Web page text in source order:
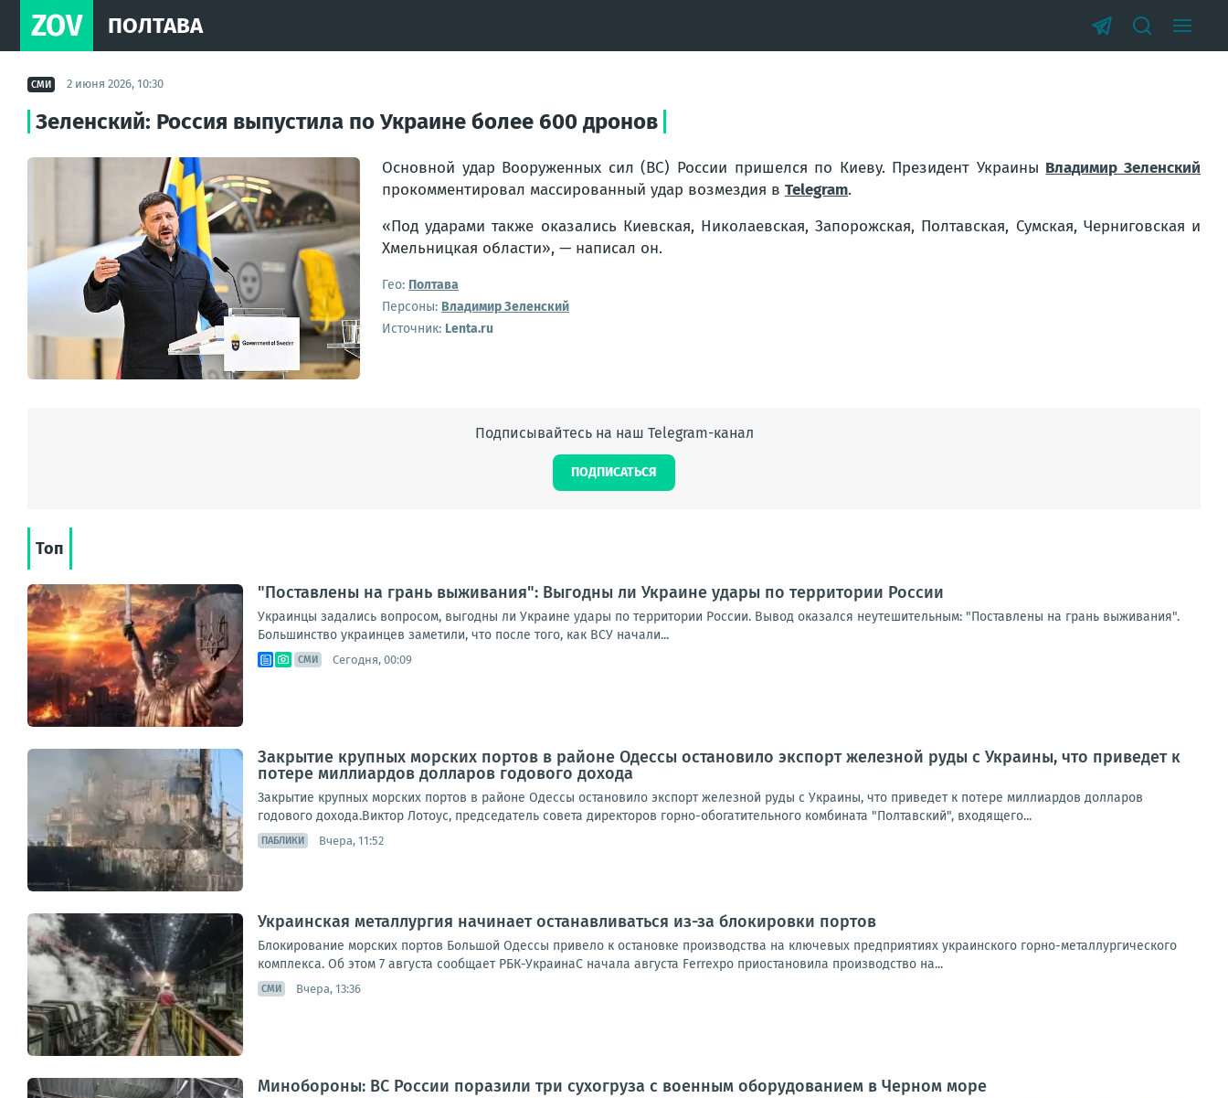
ZOV ПОЛТАВА
СМИ 2 июня 2026, 10:30
Зеленский: Россия выпустила по Украине более 600 дронов
Основной удар Вооруженных сил (ВС) России пришелся по Киеву. Президент Украины Владимир Зеленский
прокомментировал массированный удар возмездия в Telegram.
«Под ударами также оказались Киевская, Николаевская, Запорожская, Полтавская, Сумская, Черниговская и
Хмельницкая области», — написал он.
Гео: Полтава
Персоны: Владимир Зеленский
Источник: Lenta.ru
Подписывайтесь на наш Telegram-канал
ПОДПИСАТЬСЯ
Топ
"Поставлены на грань выживания": Выгодны ли Украине удары по территории России
Украинцы задались вопросом, выгодны ли Украине удары по территории России. Вывод оказался неутешительным: "Поставлены на грань выживания".
Большинство украинцев заметили, что после того, как ВСУ начали...
СМИ Сегодня, 00:09
Закрытие крупных морских портов в районе Одессы остановило экспорт железной руды с Украины, что приведет к
потере миллиардов долларов годового дохода
Закрытие крупных морских портов в районе Одессы остановило экспорт железной руды с Украины, что приведет к потере миллиардов долларов
годового дохода.Виктор Лотоус, председатель совета директоров горно-обогатительного комбината "Полтавский", входящего...
ПАБЛИКИ Вчера, 11:52
Украинская металлургия начинает останавливаться из-за блокировки портов
Блокирование морских портов Большой Одессы привело к остановке производства на ключевых предприятиях украинского горно-металлургического
комплекса. Об этом 7 августа сообщает РБК-УкраинаС начала августа Ferrexpo приостановила производство на...
СМИ Вчера, 13:36
Минобороны: ВС России поразили три сухогруза с военным оборудованием в Черном море